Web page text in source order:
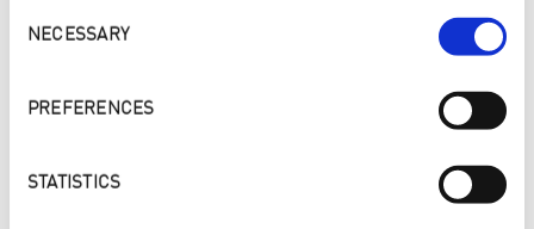
NECESSARY
PREFERENCES
STATISTICS
Uunipellin
rasvan
poistamiseen